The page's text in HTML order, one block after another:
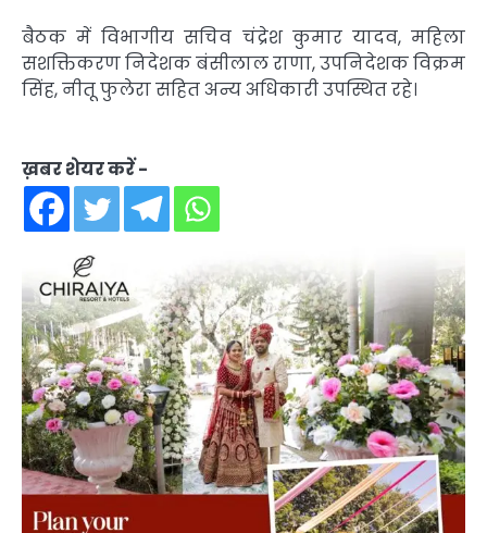
बैठक में विभागीय सचिव चंद्रेश कुमार यादव, महिला
सशक्तिकरण निदेशक बंसीलाल राणा, उपनिदेशक विक्रम
सिंह, नीतू फुलेरा सहित अन्य अधिकारी उपस्थित रहे।
ख़बर शेयर करें -